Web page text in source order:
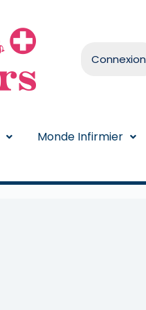
Connexion
Monde Infirmier